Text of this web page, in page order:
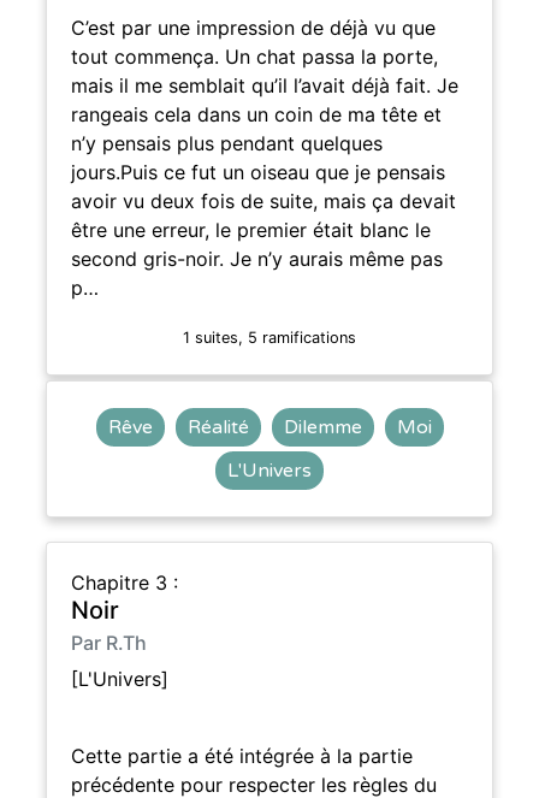
C’est par une impression de déjà vu que
tout commença. Un chat passa la porte,
mais il me semblait qu’il l’avait déjà fait. Je
rangeais cela dans un coin de ma tête et
n’y pensais plus pendant quelques
jours.Puis ce fut un oiseau que je pensais
avoir vu deux fois de suite, mais ça devait
être une erreur, le premier était blanc le
second gris-noir. Je n’y aurais même pas
p…
1 suites, 5 ramifications
Rêve Réalité Dilemme
Moi
L'Univers
Chapitre 3 :
Noir
Par R.Th
[L'Univers]
Cette partie a été intégrée à la partie
précédente pour respecter les règles du